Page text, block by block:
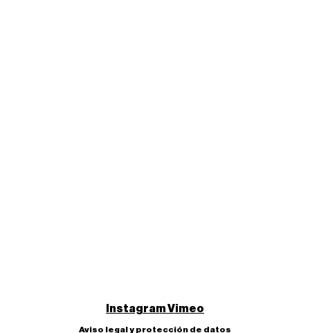
InstagramVimeo
Aviso legal y protección de datos